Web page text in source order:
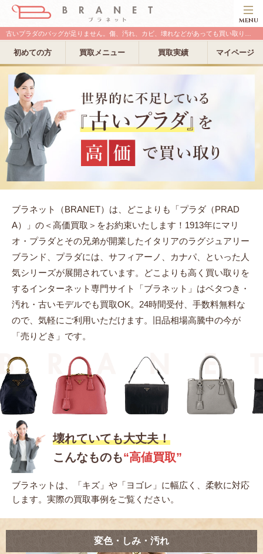
MENU
初めての方 買取メニュー 買取実績 マイページ
ブラネット（BRANET）は、どこよりも「プラダ（PRAD
A）」の＜高価買取＞をお約束いたします！1913年にマリ
オ・プラダとその兄弟が開業したイタリアのラグジュアリー
ブランド、プラダには、サフィアーノ、カナパ、といった人
気シリーズが展開されています。どこよりも高く買い取りを
するインターネット専門サイト「ブラネット」はベタつき・
汚れ・古いモデルでも買取OK。24時間受付、手数料無料な
ので、気軽にご利用いただけます。旧品相場高騰中の今が
「売りどき」です。
壊れていても大丈夫！
こんなものも“高値買取”
ブラネットは、「キズ」や「ヨゴレ」に幅広く、柔軟に対応
します。実際の買取事例をご覧ください。
変色・しみ・汚れ